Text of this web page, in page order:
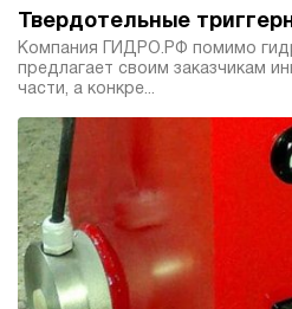
Твердотельные
Компания ГИДРО.РФ помимо
предлагает своим заказчикам
части, а конкре...